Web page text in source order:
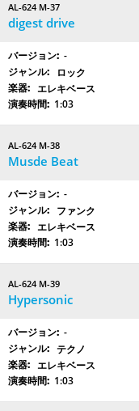
AL-624 M-37
digest drive
-
ロック
エレキベース
1:03
AL-624 M-38
Musde Beat
-
ファンク
エレキベース
1:03
AL-624 M-39
Hypersonic
-
テクノ
エレキベース
1:03